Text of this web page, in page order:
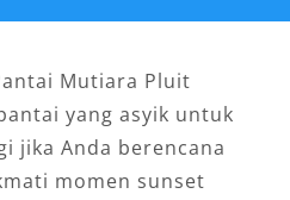
Mutiara Pluit
yang asyik untuk
jika Anda berencana
momen sunset